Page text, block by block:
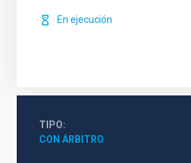
En ejecución
TIPO
CON ÁRBITRO